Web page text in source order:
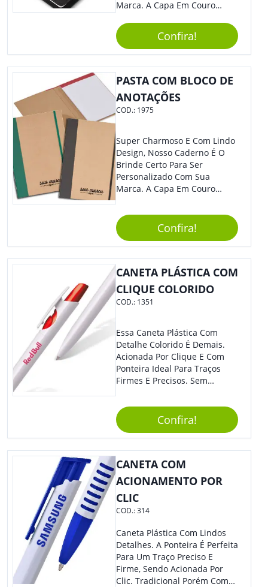
Marca. A Capa Em Couro
Elástico Permite Maior
Segurança Ao Carregá-Lo.
Ofereça A Seus Clientes E
Colaboradores, Sem Dúvidas
Eles Irão Adorar.
Confira!
PASTA COM BLOCO DE
ANOTAÇÕES
COD.: 1975
Super Charmoso E Com Lindo
Design, Nosso Caderno É O
Brinde Certo Para Ser
Personalizado Com Sua
Marca. A Capa Em Couro
Elástico Permite Maior
Segurança Ao Carregá-Lo.
Ofereça A Seus Clientes E
Colaboradores, Sem Dúvidas
Eles Irão Adorar.
Confira!
CANETA PLÁSTICA COM
CLIQUE COLORIDO
COD.: 1351
Essa Caneta Plástica Com
Detalhe Colorido É Demais.
Acionada Por Clique E Com
Ponteira Ideal Para Traços
Firmes E Precisos. Sem
Brinde Para Representar Sua
Marca. Dimensões: 1.6 Cm X
13.7 Cm X 1.6 Cm
Confira!
CANETA COM
ACIONAMENTO POR
CLIC
COD.:314
Caneta Plástica Com Lindos
Detalhes. A Ponteira É Perfeita
Para Um Traço Preciso E
Firme, Sendo Acionada Por
Clic. Tradicional Porém Com